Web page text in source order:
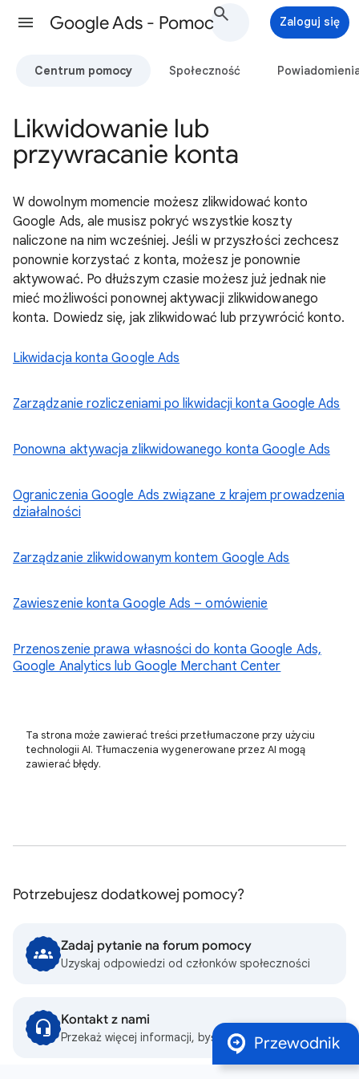
Google Ads - Pomoc Zaloguj się
Centrum pomocy Społeczność
Likwidowanie lub
przywracanie konta
W dowolnym momencie możesz zlikwidować konto
Google Ads, ale musisz pokryć wszystkie koszty
naliczone na nim wcześniej. Jeśli w przyszłości zechcesz
ponownie korzystać z konta, możesz je ponownie
aktywować. Po dłuższym czasie możesz już jednak nie
mieć możliwości ponownej aktywacji zlikwidowanego
konta. Dowiedz się, jak zlikwidować lub przywrócić konto.
Likwidacja konta Google Ads
Zarządzanie rozliczeniami po likwidacji konta Google Ads
Ponowna aktywacja zlikwidowanego konta Google Ads
Ograniczenia Google Ads związane z krajem prowadzenia
działalności
Zarządzanie zlikwidowanym kontem Google Ads
Zawieszenie konta Google Ads – omówienie
Przenoszenie prawa własności do konta Google Ads,
Google Analytics lub Google Merchant Center
Ta strona może zawierać treści przetłumaczone przy użyciu
technologii AI. Tłumaczenia wygenerowane przez AI mogą
zawierać błędy.
Potrzebujesz dodatkowej pomocy?
Zadaj pytanie na forum pomocy
Uzyskaj odpowiedzi od członków społeczności
Kontakt z nami
Przekaż więcej informacji, byśmy mogli Ci pomóc
Przewodnik